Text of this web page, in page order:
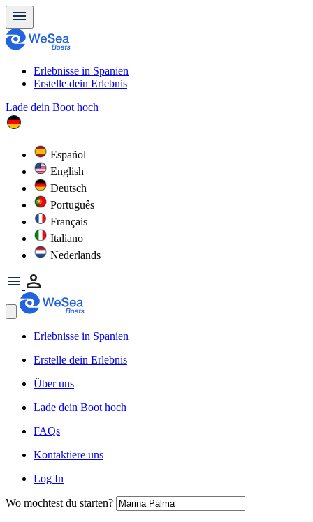
Erlebnisse in Spanien
Erstelle dein Erlebnis
Lade dein Boot hoch
Español
English
Deutsch
Português
Français
Italiano
Nederlands
Erlebnisse in Spanien
Erstelle dein Erlebnis
Über uns
Lade dein Boot hoch
FAQs
Kontaktiere uns
Log In
Wo möchtest du starten?